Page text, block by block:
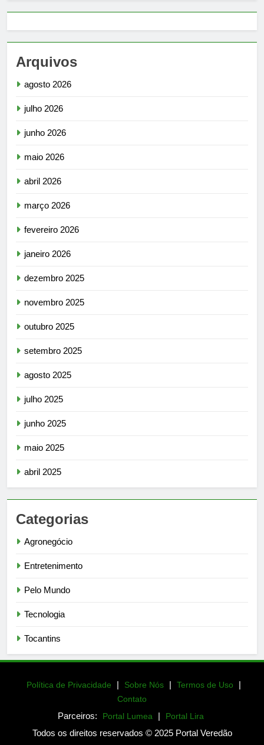
Arquivos
agosto 2026
julho 2026
junho 2026
maio 2026
abril 2026
março 2026
fevereiro 2026
janeiro 2026
dezembro 2025
novembro 2025
outubro 2025
setembro 2025
agosto 2025
julho 2025
junho 2025
maio 2025
abril 2025
Categorias
Agronegócio
Entretenimento
Pelo Mundo
Tecnologia
Tocantins
Política de Privacidade | Sobre Nós | Termos de Uso |
Contato
Parceiros: Portal Lumea | Portal Lira
Todos os direitos reservados © 2025 Portal Veredão